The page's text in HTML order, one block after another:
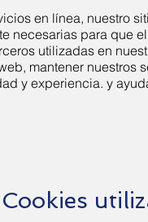
en línea, nuestro
necesarias para que
utilizadas en
mantener nuestros
y experiencia. y